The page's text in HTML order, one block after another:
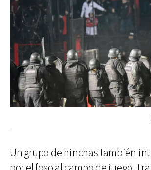
Un grupo de hinchas también